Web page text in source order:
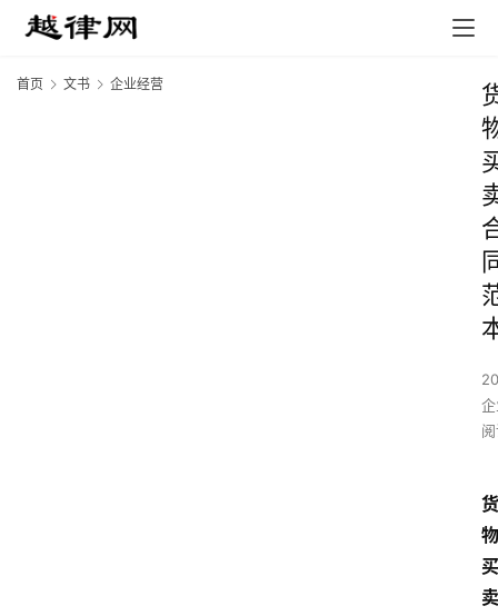
首页 文书 企业经营
货
物
买
卖